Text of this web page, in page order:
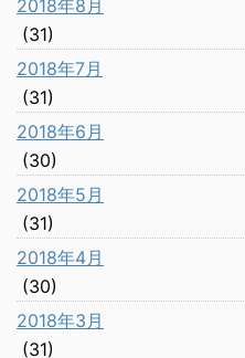
2018年8月
(31)
2018年7月
(31)
2018年6月
(30)
2018年5月
(31)
2018年4月
(30)
2018年3月
(31)